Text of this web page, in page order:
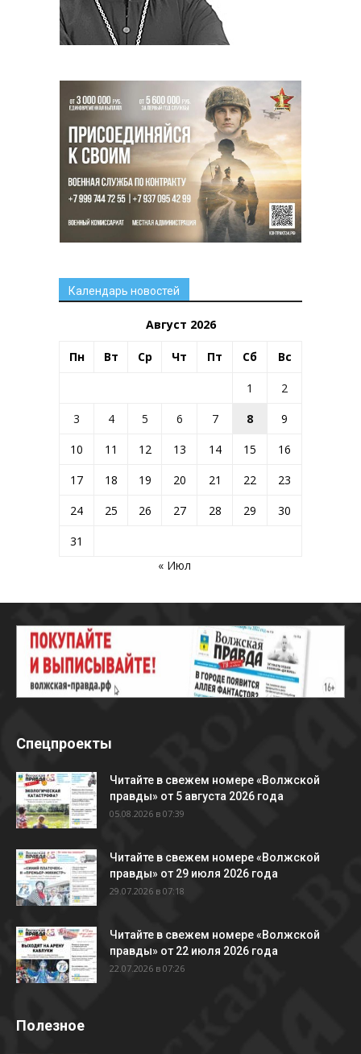
Календарь новостей
Август 2026
Пн Вт Ср Чт Пт Сб Вс
1
2
3
4 5 6 7 8
9
10
11 12 13 14 15
16
17
18 19 20 21 22
23
24
25 26 27 28 29
30
31
« Июл
Спецпроекты
Читайте в свежем номере «Волжской
правды» от 5 августа 2026 года
05.08.2026 в 07:39
Читайте в свежем номере «Волжской
правды» от 29 июля 2026 года
29.07.2026 в 07:18
Читайте в свежем номере «Волжской
правды» от 22 июля 2026 года
22.07.2026 в 07:26
Полезное